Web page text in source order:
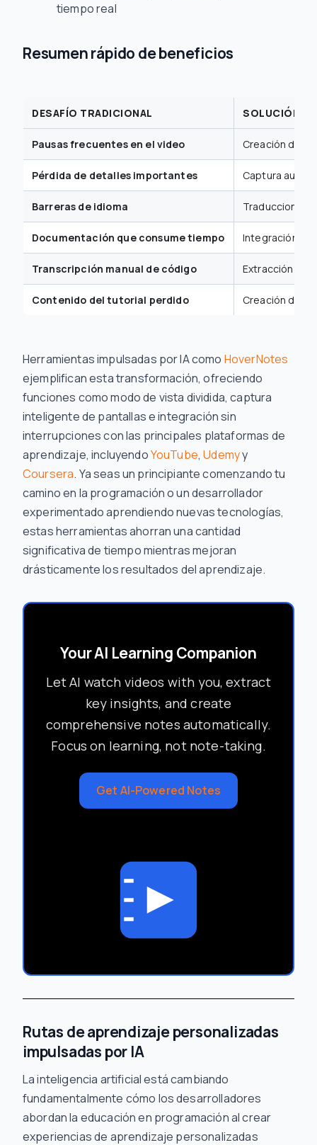
tiempo real
Resumen rápido de beneficios
DESAFÍO TRADICIONAL SOLUCIÓN
Pausas frecuentes en el video Creación de
Pérdida de detalles importantes Captura
Barreras de idioma Traducciones
Documentación que consume tiempo Integración
Transcripción manual de código Extracción
Contenido del tutorial perdido Creación de
Herramientas impulsadas por IA como HoverNotes
ejemplifican esta transformación, ofreciendo
funciones como modo de vista dividida, captura
inteligente de pantallas e integración sin
interrupciones con las principales plataformas de
aprendizaje, incluyendoYouTube,Udemyy
Coursera. Ya seas un principiante comenzando tu
camino en la programación o un desarrollador
experimentado aprendiendo nuevas tecnologías,
estas herramientas ahorran una cantidad
significativa de tiempo mientras mejoran
drásticamente los resultados del aprendizaje.
Your AI Learning Companion
Let AI watch videos with you, extract
key insights, and create
comprehensive notes automatically.
Focus on learning, not note-taking.
Get AI-Powered Notes
Rutas de aprendizaje personalizadas
impulsadas por IA
La inteligencia artificial está cambiando
fundamentalmente cómo los desarrolladores
abordan la educación en programación al crear
experiencias de aprendizaje personalizadas